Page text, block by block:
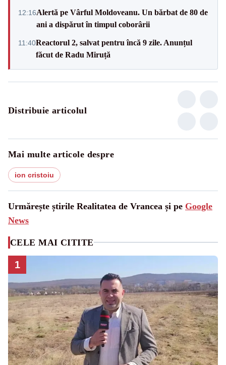
12:16Alertă pe Vârful Moldoveanu. Un bărbat de 80 de
ani a dispărut în timpul coborârii
11:40Reactorul 2, salvat pentru încă 9 zile. Anunțul
făcut de Radu Miruță
Distribuie articolul
Mai multe articole despre
ion cristoiu
Urmărește știrile Realitatea de Vrancea și pe Google
News
CELE MAI CITITE
1